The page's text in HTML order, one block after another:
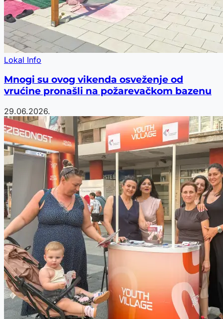
Lokal Info
Mnogi su ovog vikenda osveženje od
vrućine pronašli na požarevačkom bazenu
29.06.2026.